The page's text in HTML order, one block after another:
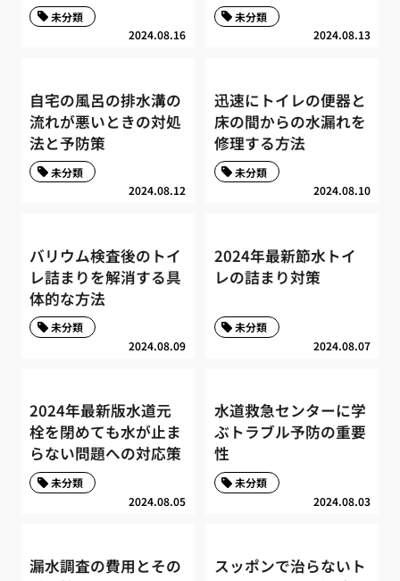
2024.08.16
未分類
2024.08.13
未分類
自宅の風呂の排水溝の
流れが悪いときの対処
法と予防策
2024.08.12
未分類
迅速にトイレの便器と
床の間からの水漏れを
修理する方法
2024.08.10
未分類
バリウム検査後のトイ
レ詰まりを解消する具
体的な方法
2024.08.09
未分類
2024年最新節水トイ
レの詰まり対策
2024.08.07
未分類
2024年最新版水道元
栓を閉めても水が止ま
らない問題への対応策
2024.08.05
未分類
水道救急センターに学
ぶトラブル予防の重要
性
2024.08.03
未分類
漏水調査の費用とその
スッポンで治らないト